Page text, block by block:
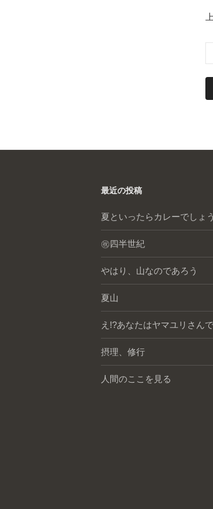
最近の投稿
夏といったらカレーでしょ
㊗️四半世紀
やはり、山なのであろう
夏山
え!?あなたはヤマユリさん
摂理、修行
人間のここを見る